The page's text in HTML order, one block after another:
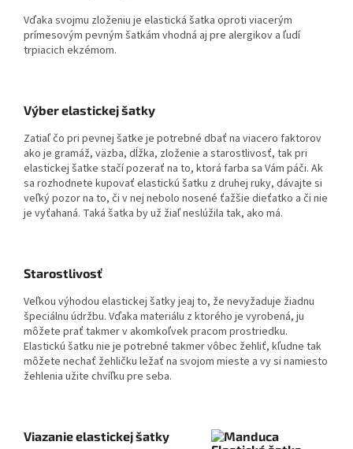
Vďaka svojmu zloženiu je elastická šatka oproti viacerým
prímesovým pevným šatkám vhodná aj pre alergikov a ľudí
trpiacich ekzémom.
Výber elastickej šatky
Zatiaľ čo pri pevnej šatke je potrebné dbať na viacero faktorov
ako je gramáž, väzba, dĺžka, zloženie a starostlivosť, tak pri
elastickej šatke stačí pozerať na to, ktorá farba sa Vám páči. Ak
sa rozhodnete kupovať elastickú šatku z druhej ruky, dávajte si
veľký pozor na to, či v nej nebolo nosené ťažšie dieťatko a či nie
je vyťahaná. Taká šatka by už žiaľ neslúžila tak, ako má.
Starostlivosť
Veľkou výhodou elastickej šatky jeaj to, že nevyžaduje žiadnu
špeciálnu údržbu. Vďaka materiálu z ktorého je vyrobená, ju
môžete prať takmer v akomkoľvek pracom prostriedku.
Elastickú šatku nie je potrebné takmer vôbec žehliť, kľudne tak
môžete nechať žehličku ležať na svojom mieste a vy si namiesto
žehlenia užite chvíľku pre seba.
Viazanie elastickej šatky